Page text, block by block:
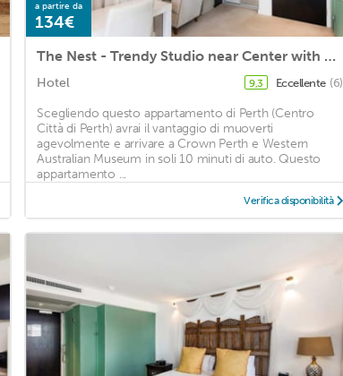
a partire da
134€
The Nest - Trendy Studio near Center with Roof Terrace
Hotel 9,3 Eccellente (6)
Scegliendo questo appartamento di Perth (Centro
Città di Perth) avrai il vantaggio di muoverti
agevolmente e arrivare a Crown Perth e Western
Australian Museum in soli 10 minuti di auto. Questo
appartamento ...
Verifica disponibilità